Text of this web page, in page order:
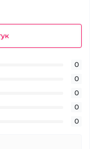
0
0
0
0
0